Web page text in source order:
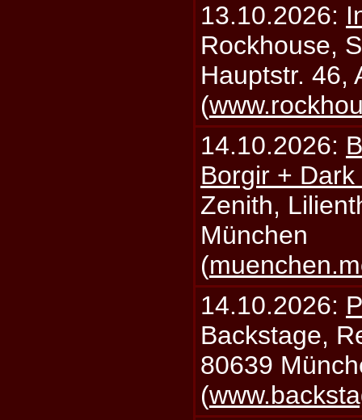
13.10.2026:
Rockhouse,
Hauptstr. 46,
(
14.10.2026:
Borgir +
Zenith,
München
(
14.10.2026:
Backstage,
80639
(